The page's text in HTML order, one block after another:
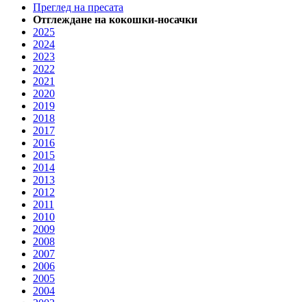
Преглед на пресата
Отглеждане на кокошки-носачки
2025
2024
2023
2022
2021
2020
2019
2018
2017
2016
2015
2014
2013
2012
2011
2010
2009
2008
2007
2006
2005
2004